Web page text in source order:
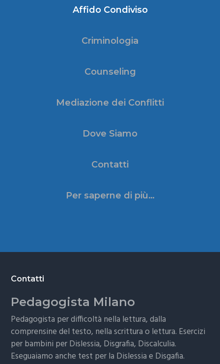
Affido Condiviso
Criminologia
Counseling
Mediazione dei Conflitti
Dove Siamo
Contatti
Per saperne di più…
Footer
Contatti
Pedagogista Milano
Pedagogista per difficoltà nella lettura, dalla
comprensine del testo, nella scrittura o lettura. Esercizi
per bambini per Dislessia, Disgrafia, Discalculia.
Eseguaiamo anche test per la Dislessia e Disgafia.